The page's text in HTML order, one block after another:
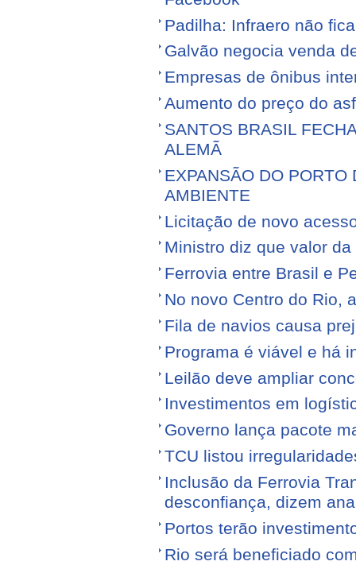
Padilha: Infraero não
Galvão negocia venda
Empresas de ônibus
Aumento do preço do
SANTOS BRASIL
ALEMÃ
EXPANSÃO DO PORTO
AMBIENTE
Licitação de novo
Ministro diz que valor
Ferrovia entre Brasil e
No novo Centro do Rio,
Fila de navios causa
Programa é viável e há
Leilão deve ampliar
Investimentos em
Governo lança pacote
TCU listou
Inclusão da Ferrovia
desconfiança, dizem
Portos terão
Rio será beneficiado